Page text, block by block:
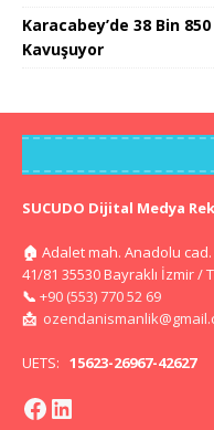
Karacabey’de 38 Bin
Kavuşuyor
SUCUDO Dijital Medya
🏠 Adalet mah. Anadolu
41/81 35530 Bayraklı İzmir /
📞 +90 (553) 770 52 69
📩
UETS: 15623-26967-42627